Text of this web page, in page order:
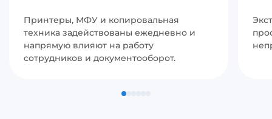
Принтеры, МФУ и копировальная
техника задействованы ежедневно и
напрямую влияют на работу
сотрудников и документооборот.